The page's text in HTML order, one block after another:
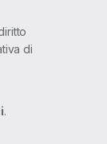
di
.